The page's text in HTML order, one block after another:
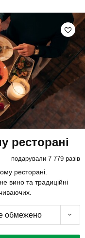
ресторані
подарували 7 779 разів
ресторані.
вино та традиційні
обмежено